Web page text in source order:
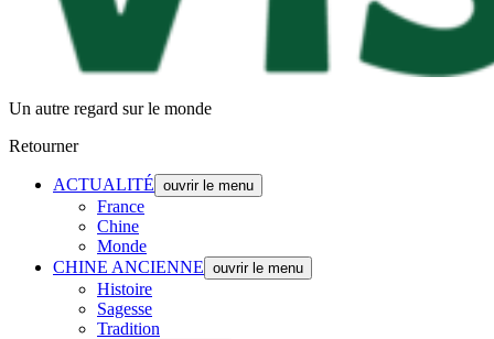
Un autre regard sur le monde
Retourner
ACTUALITÉ ouvrir le menu
France
Chine
Monde
CHINE ANCIENNE ouvrir le menu
Histoire
Sagesse
Tradition